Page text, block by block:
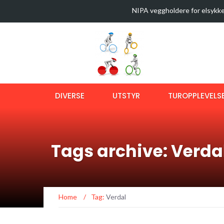
Latest News
NIPA veggholdere for
Sykkeltur i Østmarka (video)
Ny bok om langtursykling
OptiShokz Revvez solbriller
DIVERSE UTSTYR
Tags archive:
Home / Tag: Verdal